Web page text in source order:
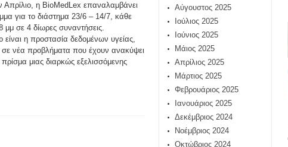
Απρίλιο, η BioMedLex επαναλαμβάνει
για το διάστημα 23/6 – 14/7, κάθε
μμ σε 4 δίωρες συναντήσεις.
είναι η προστασία δεδομένων υγείας,
νέα προβλήματα που έχουν ανακύψει
μιας διαρκώς εξελισσόμενης
Αύγουστος 2025
Ιούλιος 2025
Ιούνιος 2025
Μάιος 2025
Απρίλιος 2025
Μάρτιος 2025
Φεβρουάριος 2025
Ιανουάριος 2025
Δεκέμβριος 2024
Νοέμβριος 2024
Οκτώβριος 2024